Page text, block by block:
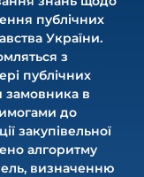
публічних
України.
з
публічних
замовника в
до
закупівельної
алгоритму
визначенню